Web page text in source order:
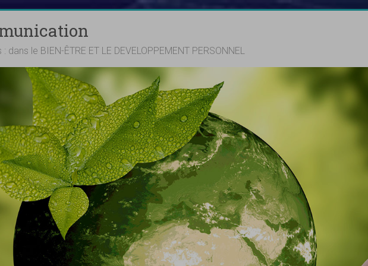
le BIEN-ÊTRE ET LE DEVELOPPEMENT PERSONNEL